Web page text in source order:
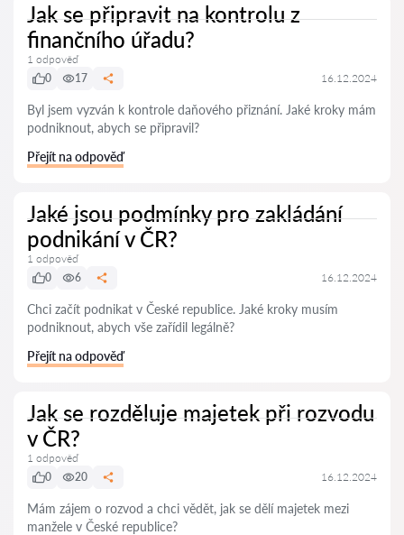
Jak se připravit na kontrolu z
finančního úřadu?
1 odpověď
0
17 16.12.2024
Byl jsem vyzván k kontrole daňového přiznání. Jaké kroky mám
podniknout, abych se připravil?
Přejít na odpověď
Jaké jsou podmínky pro zakládání
podnikání v ČR?
1 odpověď
0
6 16.12.2024
Chci začít podnikat v České republice. Jaké kroky musím
podniknout, abych vše zařídil legálně?
Přejít na odpověď
Jak se rozděluje majetek při rozvodu
v ČR?
1 odpověď
0
20 16.12.2024
Mám zájem o rozvod a chci vědět, jak se dělí majetek mezi
manžele v České republice?